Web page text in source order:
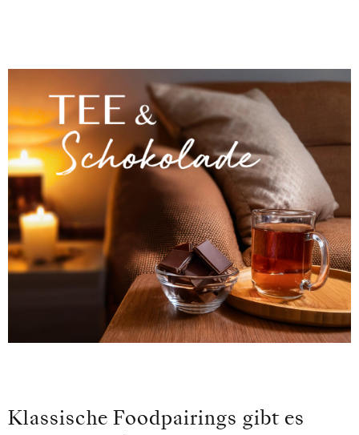
Klassische Foodpairings gibt es